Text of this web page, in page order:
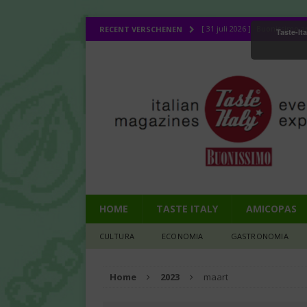
RECENT VERSCHENEN [ 31 juli 2026 ] Buonissimo
[ 30 juli 2026 ]
[ 27 juli 2026 ] Legendes uit
CULTURA
[ 1 augustus 2026 ]
HOME TASTE ITALY AMICOPAS
CULTURA ECONOMIA GASTRONOMIA
Home 2023 maart
Taste-